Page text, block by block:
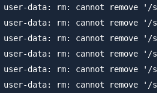
user-data: rm: cannot remove
user-data: rm: cannot remove '/
user-data: rm: cannot remove
user-data: rm: cannot remove
user-data: rm: cannot remove '/
user-data: rm: cannot remove '/